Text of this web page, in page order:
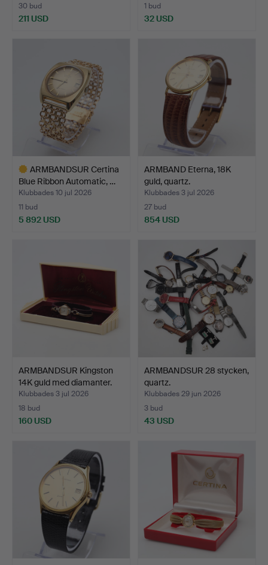
30 bud
211 USD
1 bud
32 USD
ARMBANDSUR Certina
Blue Ribbon Automatic, …
Klubbades 10 jul 2026
11 bud
5 892 USD
ARMBAND Eterna, 18K
guld, quartz.
Klubbades 3 jul 2026
27 bud
854 USD
ARMBANDSUR Kingston
14K guld med diamanter.
Klubbades 3 jul 2026
18 bud
160 USD
ARMBANDSUR 28 stycken,
quartz.
Klubbades 29 jun 2026
3 bud
43 USD